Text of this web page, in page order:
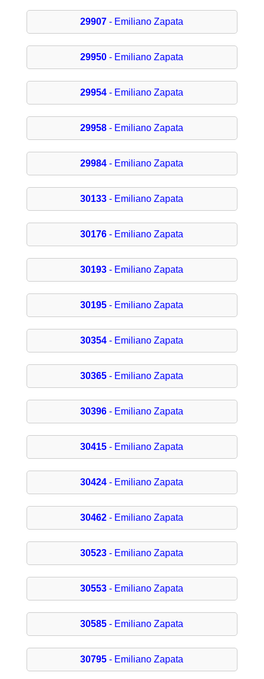
29907 - Emiliano Zapata
29950 - Emiliano Zapata
29954 - Emiliano Zapata
29958 - Emiliano Zapata
29984 - Emiliano Zapata
30133 - Emiliano Zapata
30176 - Emiliano Zapata
30193 - Emiliano Zapata
30195 - Emiliano Zapata
30354 - Emiliano Zapata
30365 - Emiliano Zapata
30396 - Emiliano Zapata
30415 - Emiliano Zapata
30424 - Emiliano Zapata
30462 - Emiliano Zapata
30523 - Emiliano Zapata
30553 - Emiliano Zapata
30585 - Emiliano Zapata
30795 - Emiliano Zapata